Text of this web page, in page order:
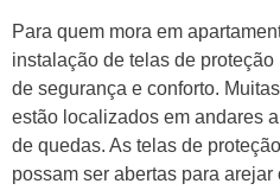
Para quem mora em
instalação de telas de
de segurança e conforto.
estão localizados em andares
de quedas. As telas de
possam ser abertas para arejar